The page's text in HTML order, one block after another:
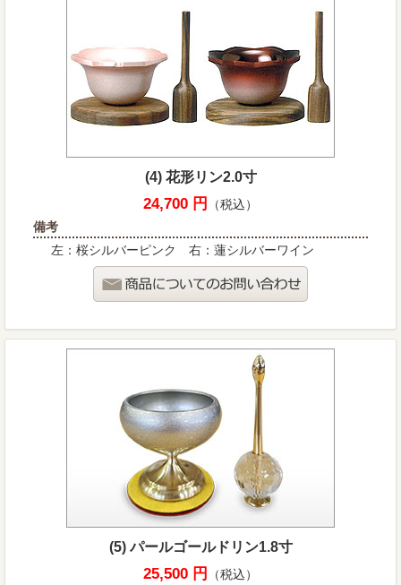
(4) 花形リン2.0寸
24,700 円
（税込）
備考
左：桜シルバーピンク 右：蓮シルバーワイン
(5) パールゴールドリン1.8寸
25,500 円 （税込）